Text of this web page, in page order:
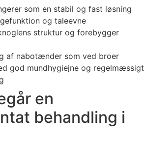
som en stabil og fast løsning
og taleevne
struktur og forebygger
af nabotænder som ved broer
god mundhygiejne og regelmæssigt
en
behandling i